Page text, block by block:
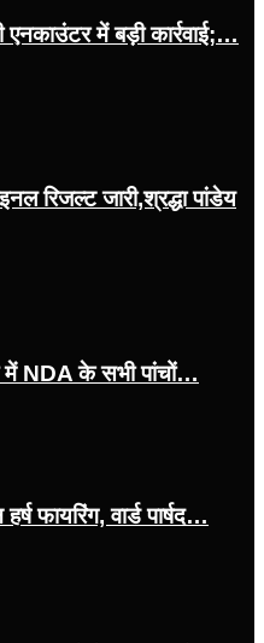
एनकाउंटर में बड़ी कार्रवाई;…
रिजल्ट जारी,श्रद्धा पांडेय
में NDA के सभी पांचों…
फायरिंग, वार्ड पार्षद…